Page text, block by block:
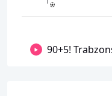
90+5!